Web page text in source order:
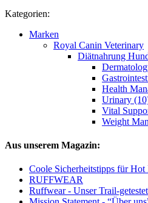
Kategorien:
Marken
Royal Canin Veterinary
Diätnahrung
Health
Urinary
Vital
Weight
Aus unserem Magazin:
Coole Sicherheitstipps für Hot
RUFFWEAR
Ruffwear - Unser Trail-